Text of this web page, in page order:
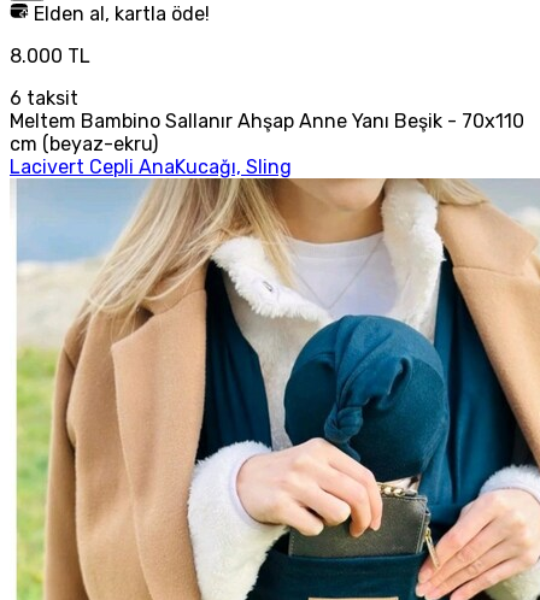
Elden al, kartla öde!
8.000 TL
6 taksit
Meltem Bambino Sallanır Ahşap Anne Yanı Beşik - 70x110
cm (beyaz-ekru)
Lacivert Cepli AnaKucağı, Sling